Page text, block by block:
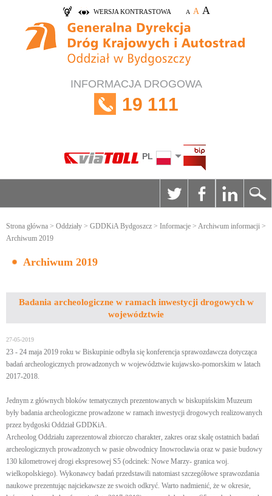
WERSJA KONTRASTOWA A A A
INFORMACJA DROGOWA
19 111
PL
Strona główna > Oddziały > GDDKiA Bydgoszcz > Informacje > Archiwum informacji >
Archiwum 2019
Archiwum 2019
Badania archeologiczne w ramach inwestycji drogowych w
województwie
27-05-2019
23 - 24 maja 2019 roku w Biskupinie odbyła się konferencja sprawozdawcza dotycząca
badań archeologicznych prowadzonych w województwie kujawsko-pomorskim w latach
2017-2018.
Jednym z głównych bloków tematycznych prezentowanych w biskupińskim Muzeum
były badania archeologiczne prowadzone w ramach inwestycji drogowych realizowanych
przez bydgoski Oddział GDDKiA.
Archeolog Oddziału zaprezentował zbiorczo charakter, zakres oraz skalę ostatnich badań
archeologicznych prowadzonych w pasie obwodnicy Inowrocławia oraz w pasie budowy
130 kilometrowej drogi ekspresowej S5 (odcinek: Nowe Marzy- granica woj.
wielkopolskiego). Wykonawcy badań przedstawili natomiast szczegółowe sprawozdania
naukowe prezentując najciekawsze ze swoich odkryć. Warto nadmienić, że w okresie,